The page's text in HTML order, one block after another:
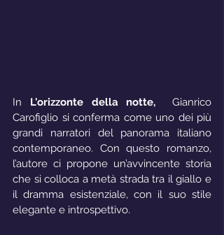
In L'orizzonte della notte,
Gianrico
Carofiglio si conferma come uno dei più
grandi narratori del panorama italiano
contemporaneo. Con questo romanzo,
l’autore ci propone un’avvincente storia
che si colloca a metà strada tra il giallo e
il dramma esistenziale, con il suo stile
elegante e introspettivo.